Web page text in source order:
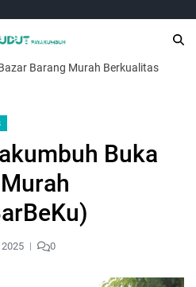
Barang Murah Berkualitas
Buka
0